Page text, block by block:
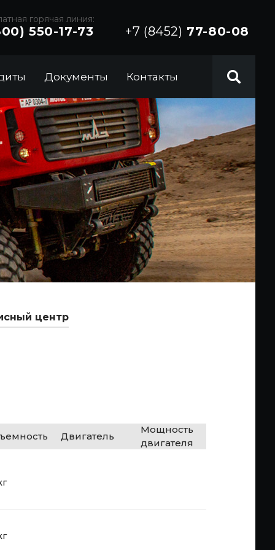
горячая линия:
550-17-73 +7 (8452) 77-80-08
Документы Контакты
центр
Двигатель
Мощность
двигателя